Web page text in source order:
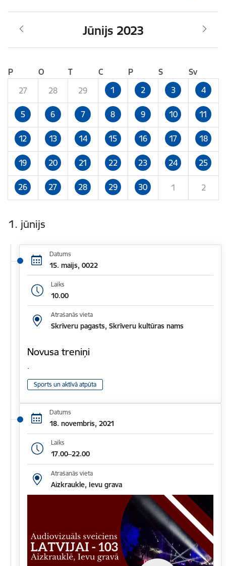
Jūnijs 2023
P O T C P S
Sv
27
28 29 1 2 3 4
5 6 7 8 9 10 11
12 13 14 15 16 17 18
19 20 21 22 23 24 25
26 27 28 29 30 1 2
1. jūnijs
Datums
15. maijs, 0022
Laiks
10.00
Atrašanās vieta
Skrīveru pagasts, Skrīveru kultūras nams
Novusa treniņi
.
Sports un aktīvā atpūta
Datums
18. novembris, 2021
Laiks
17.00–22.00
Atrašanās vieta
Aizkraukle, Ievu grava